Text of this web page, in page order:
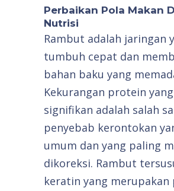
Perbaikan Pola Makan
Nutrisi
Rambut adalah jaringan
tumbuh cepat dan
bahan baku yang
Kekurangan protein yang
signifikan adalah salah
penyebab kerontokan
umum dan yang paling
dikoreksi. Rambut
keratin yang